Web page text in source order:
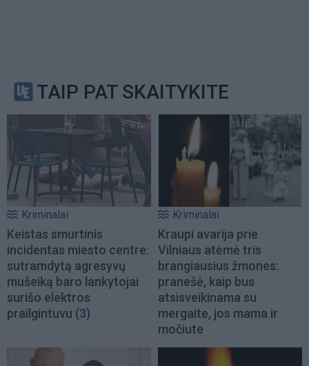
TAIP PAT SKAITYKITE
Kriminalai
Keistas smurtinis
incidentas miesto centre:
sutramdytą agresyvų
mušeiką baro lankytojai
surišo elektros
prailgintuvu (3)
Kriminalai
Kraupi avarija prie
Vilniaus atėmė tris
brangiausius žmones:
pranešė, kaip bus
atsisveikinama su
mergaite, jos mama ir
močiute